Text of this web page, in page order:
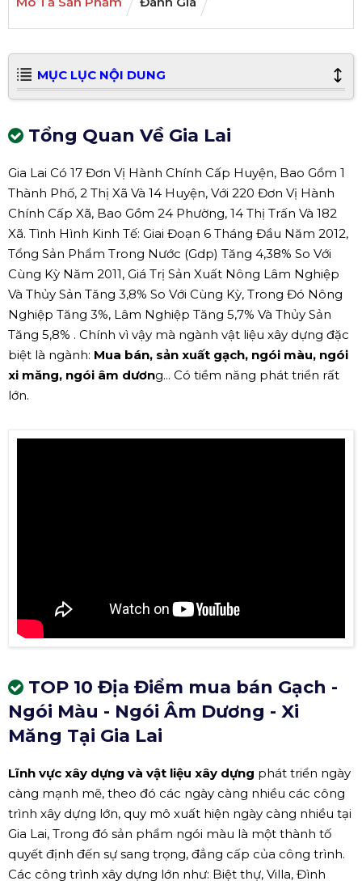
MỤC LỤC NỘI DUNG
Tổng Quan Về Gia Lai
Gia Lai Có 17 Đơn Vị Hành Chính Cấp Huyện, Bao Gồm 1
Thành Phố, 2 Thị Xã Và 14 Huyện, Với 220 Đơn Vị Hành
Chính Cấp Xã, Bao Gồm 24 Phường, 14 Thị Trấn Và 182
Xã. Tình Hình Kinh Tế: Giai Đoạn 6 Tháng Đầu Năm 2012,
Tổng Sản Phẩm Trong Nước (Gdp) Tăng 4,38% So Với
Cùng Kỳ Năm 2011, Giá Trị Sản Xuất Nông Lâm Nghiệp
Và Thủy Sản Tăng 3,8% So Với Cùng Kỳ, Trong Đó Nông
Nghiệp Tăng 3%, Lâm Nghiệp Tăng 5,7% Và Thủy Sản
Tăng 5,8% . Chính vì vậy mà ngành vật liệu xây dựng đặc
biệt là ngành: Mua bán, sản xuất gạch, ngói màu, ngói
xi măng, ngói âm dương... Có tiềm năng phát triển rất
lớn.
TOP 10 Địa Điểm mua bán Gạch -
Ngói Màu - Ngói Âm Dương - Xi
Măng Tại Gia Lai
Lĩnh vực xây dựng và vật liệu xây dựng phát triển ngày
càng mạnh mẽ, theo đó các ngày càng nhiều các công
trình xây dựng lớn, quy mô xuất hiện ngày càng nhiều tại
Gia Lai, Trong đó sản phẩm ngói màu là một thành tố
quyết định đến sự sang trọng, đẳng cấp của công trình.
Các công trình xây dựng lớn như: Biệt thự, Villa, Đình